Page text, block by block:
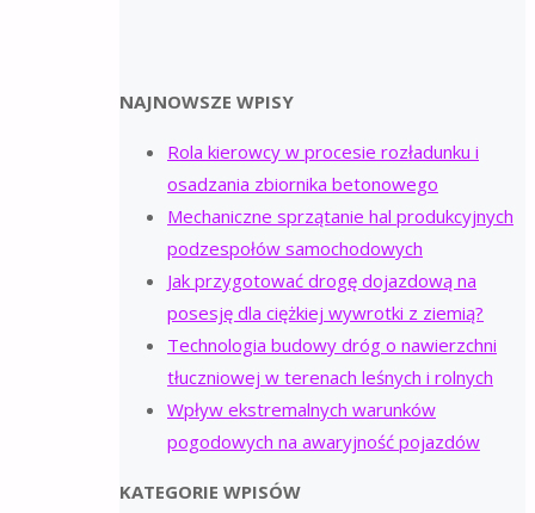
NAJNOWSZE WPISY
Rola kierowcy w procesie rozładunku i
osadzania zbiornika betonowego
Mechaniczne sprzątanie hal produkcyjnych
podzespołów samochodowych
Jak przygotować drogę dojazdową na
posesję dla ciężkiej wywrotki z ziemią?
Technologia budowy dróg o nawierzchni
tłuczniowej w terenach leśnych i rolnych
Wpływ ekstremalnych warunków
pogodowych na awaryjność pojazdów
KATEGORIE WPISÓW